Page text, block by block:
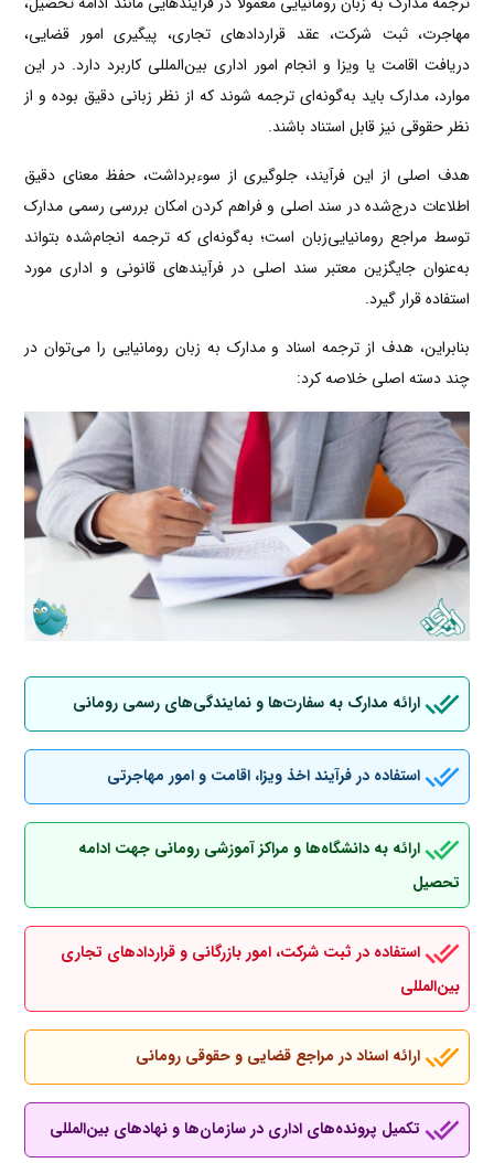
مهاجرت، ثبت شرکت، عقد قراردادهای تجاری، پیگیری امور قضایی،
دریافت اقامت یا ویزا و انجام امور اداری بین‌المللی کاربرد دارد. در این
موارد، مدارک باید به‌گونه‌ای ترجمه شوند که از نظر زبانی دقیق بوده و از
نظر حقوقی نیز قابل استناد باشند.
هدف اصلی از این فرآیند، جلوگیری از سوءبرداشت، حفظ معنای دقیق
اطلاعات درج‌شده در سند اصلی و فراهم کردن امکان بررسی رسمی مدارک
توسط مراجع رومانیایی‌زبان است؛ به‌گونه‌ای که ترجمه انجام‌شده بتواند
به‌عنوان جایگزین معتبر سند اصلی در فرآیندهای قانونی و اداری مورد
استفاده قرار گیرد.
بنابراین، هدف از ترجمه اسناد و مدارک به زبان رومانیایی را می‌توان در
چند دسته اصلی خلاصه کرد:
ارائه مدارک به سفارت‌ها و نمایندگی‌های رسمی رومانی
استفاده در فرآیند اخذ ویزا، اقامت و امور مهاجرتی
ارائه به دانشگاه‌ها و مراکز آموزشی رومانی جهت ادامه
تحصیل
استفاده در ثبت شرکت، امور بازرگانی و قراردادهای تجاری
بین‌المللی
ارائه اسناد در مراجع قضایی و حقوقی رومانی
تکمیل پرونده‌های اداری در سازمان‌ها و نهادهای بین‌المللی